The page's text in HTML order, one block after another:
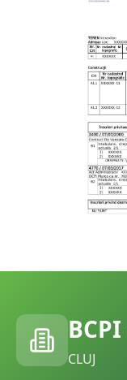
BCPI
CLUJ